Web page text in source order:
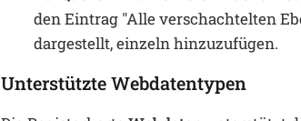
den Eintrag "Alle verschachtelten
dargestellt, einzeln hinzuzufügen.
Unterstützte Webdatentypen